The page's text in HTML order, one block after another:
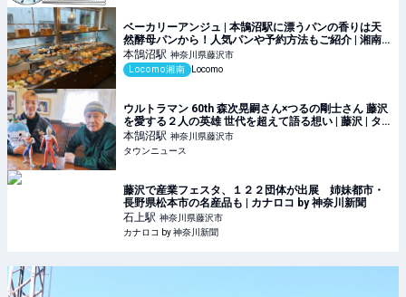
ベーカリーアンジュ | 本鵠沼駅に漂うパンの香りは天
然酵母パンから！人気パンや予約方法もご紹介 | 湘南
の地域メディア Locomo
本鵠沼駅 神奈川県藤沢市
Locomo湘南
Locomo
ウルトラマン 60th 森次晃嗣さん×つるの剛士さん 藤沢
を愛する２人の英雄 世代を超えて語る想い | 藤沢 | タ
ウンニュース
本鵠沼駅 神奈川県藤沢市
タウンニュース
藤沢で産業フェスタ、１２２団体が出展 姉妹都市・
長野県松本市の名産品も | カナロコ by 神奈川新聞
石上駅 神奈川県藤沢市
カナロコ by 神奈川新聞